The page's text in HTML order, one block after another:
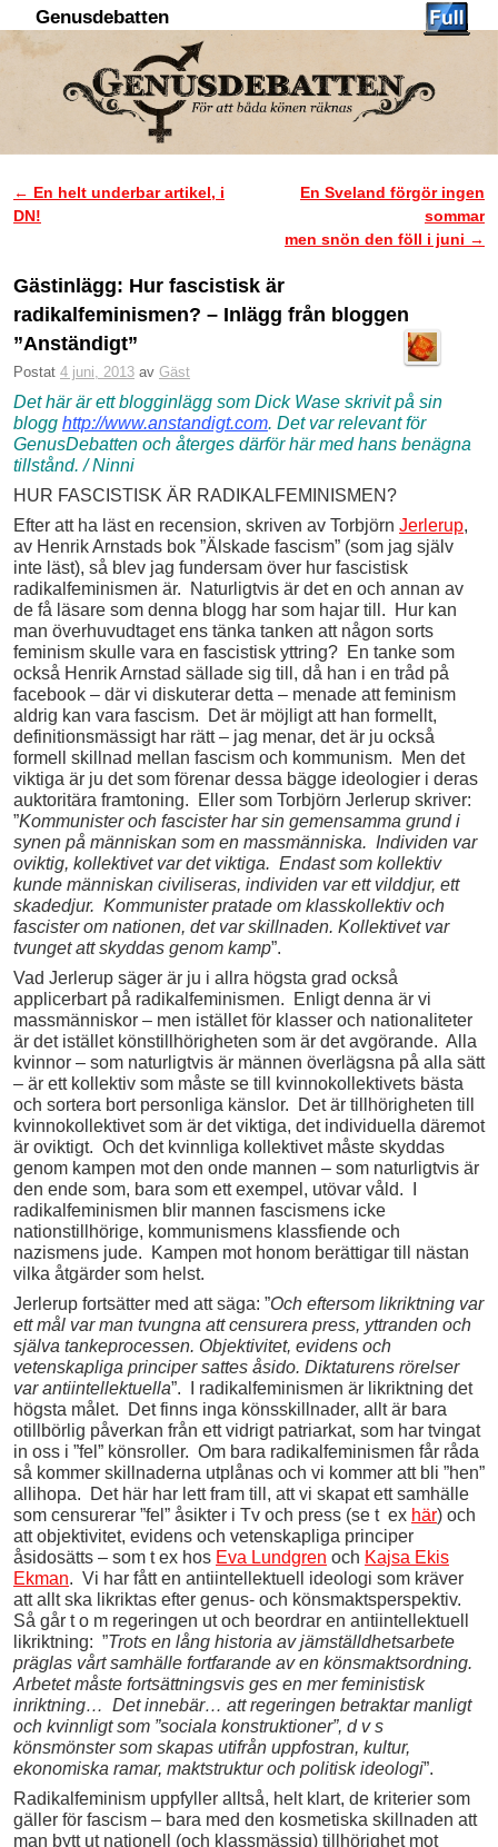
Genusdebatten
Inläggsnavigering
← En helt underbar artikel, i
DN!
En Sveland förgör ingen
sommar
men snön den föll i juni →
Gästinlägg: Hur fascistisk är
radikalfeminismen? – Inlägg från bloggen
”Anständigt”
Postat 4 juni, 2013 av Gäst
Det här är ett blogginlägg som Dick Wase skrivit på sin
blogg http://www.anstandigt.com. Det var relevant för
GenusDebatten och återges därför här med hans benägna
tillstånd. / Ninni
HUR FASCISTISK ÄR RADIKALFEMINISMEN?
Efter att ha läst en recension, skriven av Torbjörn Jerlerup,
av Henrik Arnstads bok ”Älskade fascism” (som jag själv
inte läst), så blev jag fundersam över hur fascistisk
radikalfeminismen är. Naturligtvis är det en och annan av
de få läsare som denna blogg har som hajar till. Hur kan
man överhuvudtaget ens tänka tanken att någon sorts
feminism skulle vara en fascistisk yttring? En tanke som
också Henrik Arnstad sällade sig till, då han i en tråd på
facebook – där vi diskuterar detta – menade att feminism
aldrig kan vara fascism. Det är möjligt att han formellt,
definitionsmässigt har rätt – jag menar, det är ju också
formell skillnad mellan fascism och kommunism. Men det
viktiga är ju det som förenar dessa bägge ideologier i deras
auktoritära framtoning. Eller som Torbjörn Jerlerup skriver:
”Kommunister och fascister har sin gemensamma grund i
synen på människan som en massmänniska. Individen var
oviktig, kollektivet var det viktiga. Endast som kollektiv
kunde människan civiliseras, individen var ett vilddjur, ett
skadedjur. Kommunister pratade om klasskollektiv och
fascister om nationen, det var skillnaden. Kollektivet var
tvunget att skyddas genom kamp”.
Vad Jerlerup säger är ju i allra högsta grad också
applicerbart på radikalfeminismen. Enligt denna är vi
massmänniskor – men istället för klasser och nationaliteter
är det istället könstillhörigheten som är det avgörande. Alla
kvinnor – som naturligtvis är männen överlägsna på alla sätt
– är ett kollektiv som måste se till kvinnokollektivets bästa
och sortera bort personliga känslor. Det är tillhörigheten till
kvinnokollektivet som är det viktiga, det individuella däremot
är oviktigt. Och det kvinnliga kollektivet måste skyddas
genom kampen mot den onde mannen – som naturligtvis är
den ende som, bara som ett exempel, utövar våld. I
radikalfeminismen blir mannen fascismens icke
nationstillhörige, kommunismens klassfiende och
nazismens jude. Kampen mot honom berättigar till nästan
vilka åtgärder som helst.
Jerlerup fortsätter med att säga: ”Och eftersom likriktning var
ett mål var man tvungna att censurera press, yttranden och
själva tankeprocessen. Objektivitet, evidens och
vetenskapliga principer sattes åsido. Diktaturens rörelser
var antiintellektuella”. I radikalfeminismen är likriktning det
högsta målet. Det finns inga könsskillnader, allt är bara
otillbörlig påverkan från ett vidrigt patriarkat, som har tvingat
in oss i ”fel” könsroller. Om bara radikalfeminismen får råda
så kommer skillnaderna utplånas och vi kommer att bli ”hen”
allihopa. Det här har lett fram till, att vi skapat ett samhälle
som censurerar ”fel” åsikter i Tv och press (se t ex här) och
att objektivitet, evidens och vetenskapliga principer
åsidosätts – som t ex hos Eva Lundgren och Kajsa Ekis
Ekman. Vi har fått en antiintellektuell ideologi som kräver
att allt ska likriktas efter genus- och könsmaktsperspektiv.
Så går t o m regeringen ut och beordrar en antiintellektuell
likriktning: ”Trots en lång historia av jämställdhetsarbete
präglas vårt samhälle fortfarande av en könsmaktsordning.
Arbetet måste fortsättningsvis ges en mer feministisk
inriktning… Det innebär… att regeringen betraktar manligt
och kvinnligt som ”sociala konstruktioner”, d v s
könsmönster som skapas utifrån uppfostran, kultur,
ekonomiska ramar, maktstruktur och politisk ideologi”.
Radikalfeminism uppfyller alltså, helt klart, de kriterier som
gäller för fascism – bara med den kosmetiska skillnaden att
man bytt ut nationell (och klassmässig) tillhörighet mot